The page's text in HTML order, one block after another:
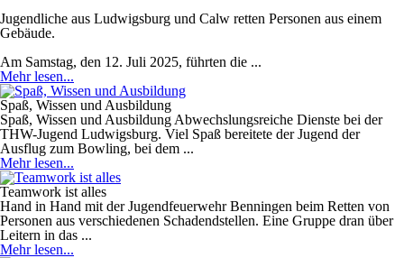
Jugendliche aus Ludwigsburg und Calw retten Personen aus einem
Gebäude.
Am Samstag, den 12. Juli 2025, führten die ...
Mehr lesen...
Spaß, Wissen und Ausbildung
Spaß, Wissen und Ausbildung Abwechslungsreiche Dienste bei der
THW-Jugend Ludwigsburg. Viel Spaß bereitete der Jugend der
Ausflug zum Bowling, bei dem ...
Mehr lesen...
Teamwork ist alles
Hand in Hand mit der Jugendfeuerwehr Benningen beim Retten von
Personen aus verschiedenen Schadendstellen. Eine Gruppe dran über
Leitern in das ...
Mehr lesen...